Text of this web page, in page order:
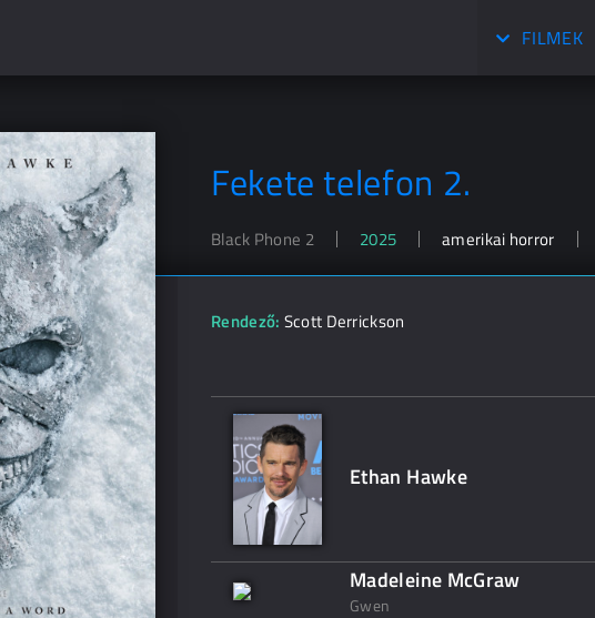
FILMEK
Fekete telefon 2.
Black Phone 2 2025 amerikai horror
Rendező: Scott Derrickson
Ethan Hawke
Madeleine McGraw
Gwen